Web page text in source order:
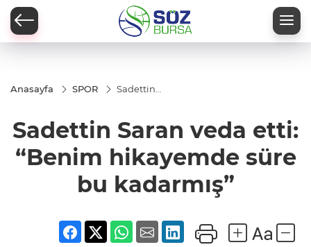
Anasayfa SPOR
Sadettin
“Benim
hikayemde
kadarmış”
Sadettin Saran veda etti:
“Benim hikayemde süre
bu kadarmış”